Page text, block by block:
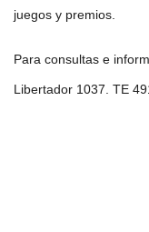
juegos y premios.
Para consultas e
Libertador 1037. TE